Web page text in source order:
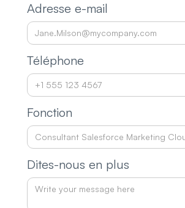
Adresse e-mail
Téléphone
Fonction
Dites-nous en plus